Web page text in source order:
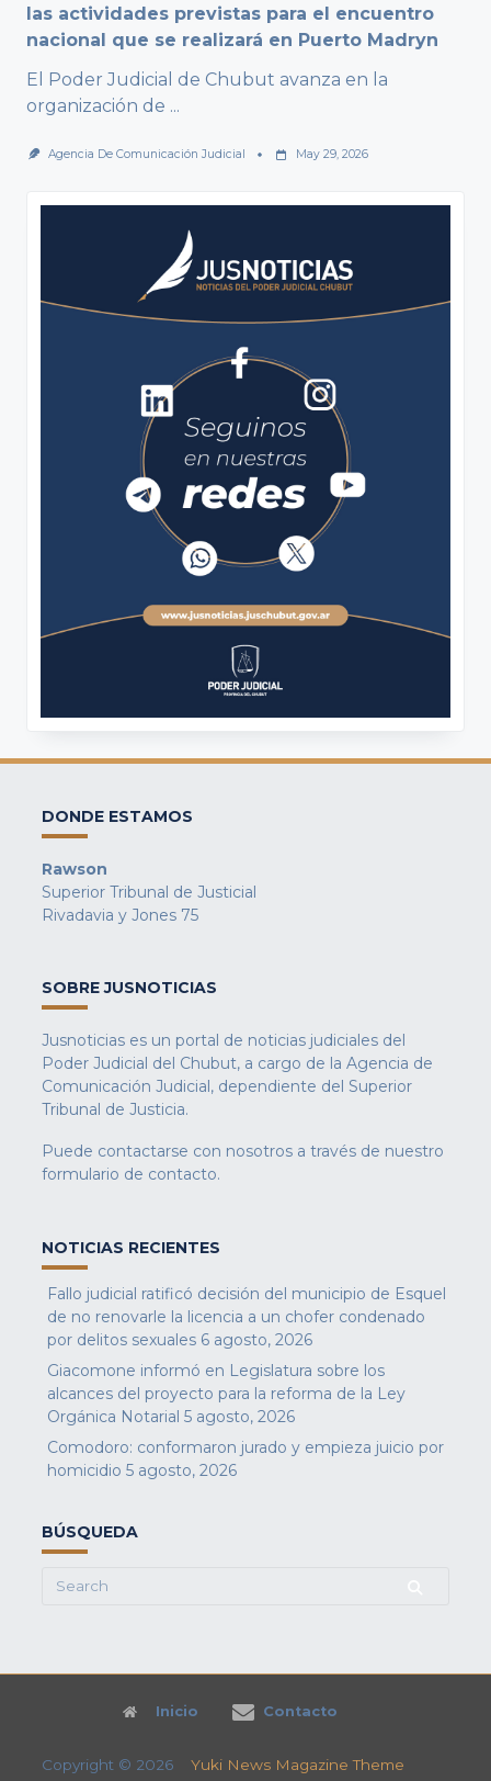
las actividades previstas para el encuentro
nacional que se realizará en Puerto Madryn
El Poder Judicial de Chubut avanza en la
organización de ...
Agencia De Comunicación Judicial May 29, 2026
DONDE ESTAMOS
Rawson
Superior Tribunal de Justicial
Rivadavia y Jones 75
SOBRE JUSNOTICIAS
Jusnoticias es un portal de noticias judiciales del
Poder Judicial del Chubut, a cargo de la Agencia de
Comunicación Judicial, dependiente del Superior
Tribunal de Justicia.
Puede contactarse con nosotros a través de nuestro
formulario de contacto.
NOTICIAS RECIENTES
Fallo judicial ratificó decisión del municipio de Esquel
de no renovarle la licencia a un chofer condenado
por delitos sexuales 6 agosto, 2026
Giacomone informó en Legislatura sobre los
alcances del proyecto para la reforma de la Ley
Orgánica Notarial 5 agosto, 2026
Comodoro: conformaron jurado y empieza juicio por
homicidio 5 agosto, 2026
BÚSQUEDA
Search
Inicio Contacto
Copyright © 2026 Yuki News Magazine Theme